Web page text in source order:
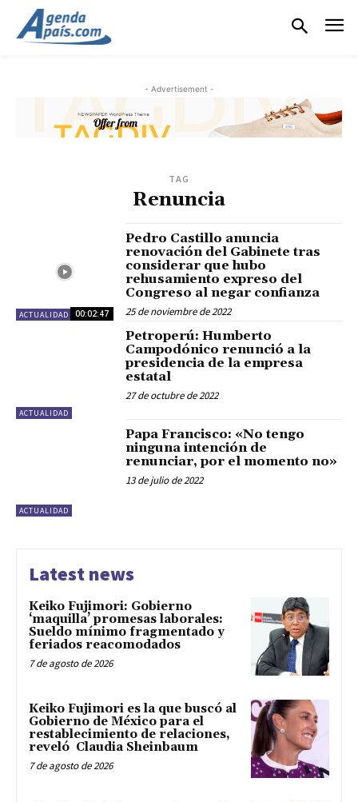
- Advertisement -
TAG
Renuncia
ACTUALIDAD 00:02:47
Pedro Castillo anuncia
renovación del Gabinete tras
considerar que hubo
rehusamiento expreso del
Congreso al negar confianza
25 de noviembre de 2022
ACTUALIDAD
Petroperú: Humberto
Campodónico renunció a la
presidencia de la empresa
estatal
27 de octubre de 2022
ACTUALIDAD
Papa Francisco: «No tengo
ninguna intención de
renunciar, por el momento no»
13 de julio de 2022
Latest news
Keiko Fujimori: Gobierno
‘maquilla’ promesas laborales:
Sueldo mínimo fragmentado y
feriados reacomodados
7 de agosto de 2026
Keiko Fujimori es la que buscó al
Gobierno de México para el
restablecimiento de relaciones,
reveló Claudia Sheinbaum
7 de agosto de 2026